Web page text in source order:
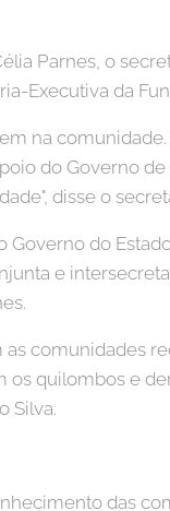
Parnes, o
Executiva da
na
do Governo de
disse o
do
e
comunidades
os quilombos e
Silva.
das